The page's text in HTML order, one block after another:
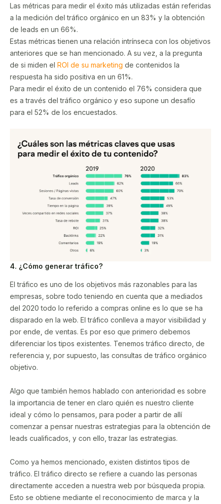
Las métricas para medir el éxito más utilizadas están referidas
a la medición del tráfico orgánico en un 83% y la obtención
de leads en un 66%.
Estas métricas tienen una relación intrínseca con los objetivos
anteriores que se han mencionado. A su vez, a la pregunta
de si miden el ROI de su marketing de contenidos la
respuesta ha sido positiva en un 61%.
Para medir el éxito de un contenido el 76% considera que
es a través del tráfico orgánico y eso supone un desafío
para el 52% de los encuestados.
4. ¿Cómo generar tráfico?
El tráfico es uno de los objetivos más razonables para las
empresas, sobre todo teniendo en cuenta que a mediados
del 2020 todo lo referido a compras online es lo que se ha
disparado en la web. El tráfico conlleva a mayor visibilidad y
por ende, de ventas. Es por eso que primero debemos
diferenciar los tipos existentes. Tenemos tráfico directo, de
referencia y, por supuesto, las consultas de tráfico orgánico
objetivo.
Algo que también hemos hablado con anterioridad es sobre
la importancia de tener en claro quién es nuestro cliente
ideal y cómo lo pensamos, para poder a partir de allí
comenzar a pensar nuestras estrategias para la obtención de
leads cualificados, y con ello, trazar las estrategias.
Como ya hemos mencionado, existen distintos tipos de
tráfico. El tráfico directo se refiere a cuando las personas
directamente acceden a nuestra web por búsqueda propia.
Esto se obtiene mediante el reconocimiento de marca y la